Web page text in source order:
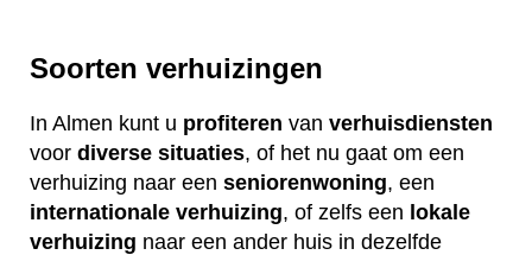
Soorten verhuizingen
In Almen kunt u profiteren van verhuisdiensten
voor diverse situaties, of het nu gaat om een
verhuizing naar een seniorenwoning, een
internationale verhuizing, of zelfs een lokale
verhuizing naar een ander huis in dezelfde